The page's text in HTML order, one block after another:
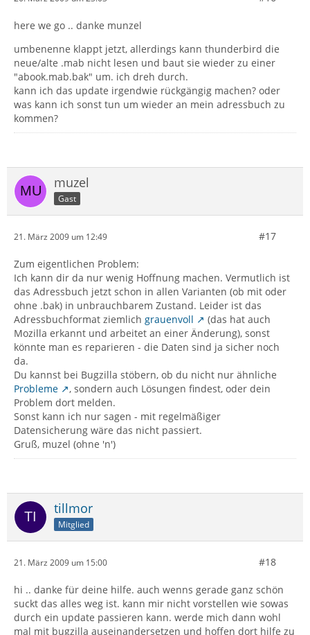
here we go .. danke munzel
umbenenne klappt jetzt, allerdings kann thunderbird die
neue/alte .mab nicht lesen und baut sie wieder zu einer
"abook.mab.bak" um. ich dreh durch.
kann ich das update irgendwie rückgängig machen? oder
was kann ich sonst tun um wieder an mein adressbuch zu
kommen?
muzel
Gast
21. März 2009 um 12:49 #17
Zum eigentlichen Problem:
Ich kann dir da nur wenig Hoffnung machen. Vermutlich ist
das Adressbuch jetzt schon in allen Varianten (ob mit oder
ohne .bak) in unbrauchbarem Zustand. Leider ist das
Adressbuchformat ziemlich grauenvoll
(das hat auch
Mozilla erkannt und arbeitet an einer Änderung), sonst
könnte man es reparieren - die Daten sind ja sicher noch
da.
Du kannst bei Bugzilla stöbern, ob du nicht nur ähnliche
Probleme
, sondern auch Lösungen findest, oder dein
Problem dort melden.
Sonst kann ich nur sagen - mit regelmäßiger
Datensicherung wäre das nicht passiert.
Gruß, muzel (ohne 'n')
tillmor
Mitglied
21. März 2009 um 15:00 #18
hi .. danke für deine hilfe. auch wenns gerade ganz schön
suckt das alles weg ist. kann mir nicht vorstellen wie sowas
durch ein update passieren kann. werde mich dann wohl
mal mit bugzilla auseinandersetzen und hoffen dort hilfe zu